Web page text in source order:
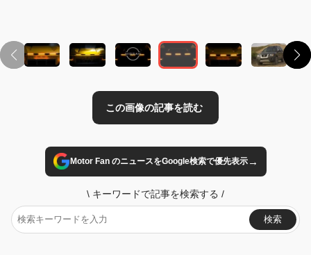
Motor Fan のニュースをGoogle検索で優先表示→
\ キーワードで記事を検索する /
検索